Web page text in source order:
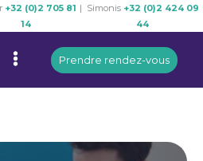
+32 (0)2 705 81
14
| Simonis +32 (0)2 424 09
44
Menu Prendre rendez-vous